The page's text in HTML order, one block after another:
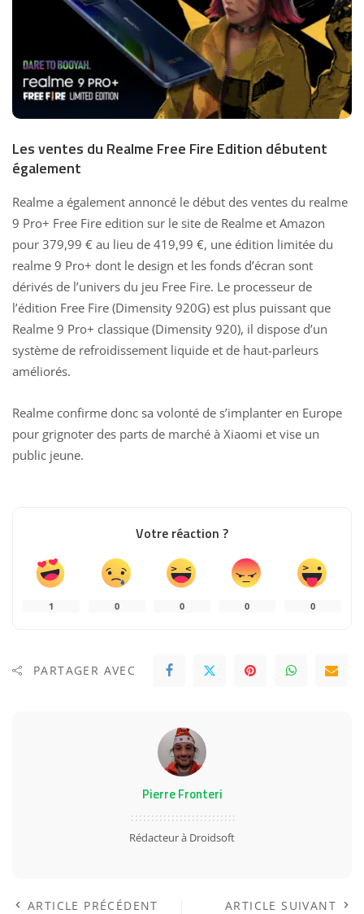
Les ventes du Realme Free Fire Edition débutent
également
Realme a également annoncé le début des ventes du realme
9 Pro+ Free Fire edition sur le site de Realme et Amazon
pour 379,99 € au lieu de 419,99 €, une édition limitée du
realme 9 Pro+ dont le design et les fonds d’écran sont
dérivés de l’univers du jeu Free Fire. Le processeur de
l’édition Free Fire (Dimensity 920G) est plus puissant que
Realme 9 Pro+ classique (Dimensity 920), il dispose d’un
système de refroidissement liquide et de haut-parleurs
améliorés.
Realme confirme donc sa volonté de s’implanter en Europe
pour grignoter des parts de marché à Xiaomi et vise un
public jeune.
Votre réaction ?
1 0 0 0 0
PARTAGER AVEC
Pierre Fronteri
Rédacteur à Droidsoft
ARTICLE PRÉCÉDENT ARTICLE SUIVANT